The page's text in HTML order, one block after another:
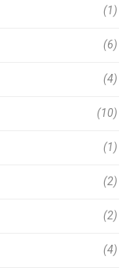
(1)
(6)
(4)
(10)
(1)
(2)
(2)
(4)